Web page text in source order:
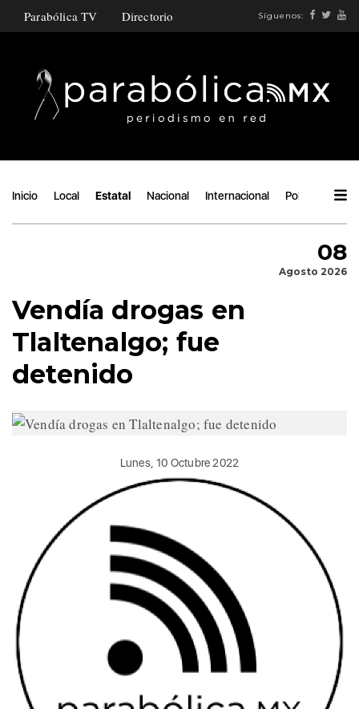
Parabólica TV Directorio Síguenos:
Inicio Local Estatal Nacional Internacional Política
08
Agosto 2026
Vendía drogas en
Tlaltenalgo; fue
detenido
Lunes, 10 Octubre 2022